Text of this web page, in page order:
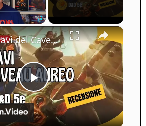
Fullscreen ×
Play
Video
Le Chiavi del Caveau Aureo: Recensione (Avventura D&D 5e)